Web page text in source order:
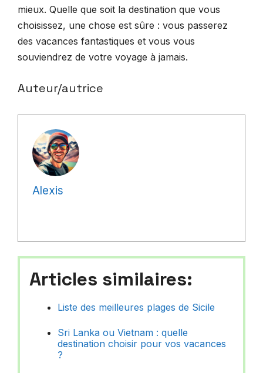
mieux. Quelle que soit la destination que vous
choisissez, une chose est sûre : vous passerez
des vacances fantastiques et vous vous
souviendrez de votre voyage à jamais.
Auteur/autrice
Alexis
Articles similaires:
Liste des meilleures plages de Sicile
Sri Lanka ou Vietnam : quelle
destination choisir pour vos vacances
?